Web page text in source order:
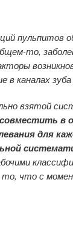
пульпитов
то,
в каналах
взятой
в
для
что с